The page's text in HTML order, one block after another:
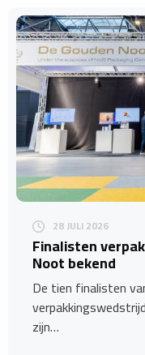
28 JULI 2026
Finalisten
Noot bekend
De tien finalisten
zijn…